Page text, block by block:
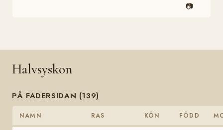
📷
Halvsyskon
PÅ FADERSIDAN (139)
NAMN RAS KÖN FÖDD